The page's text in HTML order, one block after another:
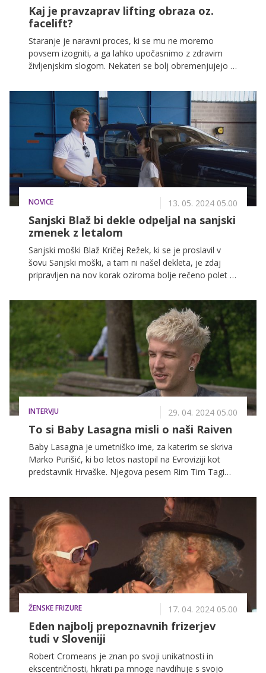
Kaj je pravzaprav lifting obraza oz.
facelift?
Staranje je naravni proces, ki se mu ne moremo
povsem izogniti, a ga lahko upočasnimo z zdravim
življenjskim slogom. Nekateri se bolj obremenjujejo s
zagotovo vpliva na to, kako se vidimo v ogledalu. In
prav zato se je dobro najprej vprašati, ali res
potrebujemo estetske popravke za to, da bi se dobro
počutili v svoji koži? V kolikor je odgovor da, imamo
danes na voljo malo morje možnosti, med drugim
tudi estetske posege, kot je facelift.
NOVICE 13. 05. 2024 05.00
Sanjski Blaž bi dekle odpeljal na sanjski
zmenek z letalom
Sanjski moški Blaž Kričej Režek, ki se je proslavil v
šovu Sanjski moški, a tam ni našel dekleta, je zdaj
pripravljen na nov korak oziroma bolje rečeno polet v
tudi letalo, zato že pridno nabira kilometre v zraku.
"Slovenija je, ko jo poznaš s tal kot večina ljudi, že
tako lepa dežela. Imamo morje, imamo gore, dokaj
majhna je, ampak ko jo enkrat vidiš iz zraka, se pa
zaljubiš," pravi Blaž, ki je svojo idejo za zmenek
zaupal novinarki Anastasiji Jović. "Če bi sedaj midva
poletela, bi šla v Budimpešto na kosilo, potem
mogoče še v Gradec na dunajca, ker sem jaz vedno
lačen, do večera pa bi bila nazaj na Krku."
INTERVJU 29. 04. 2024 05.00
To si Baby Lasagna misli o naši Raiven
Baby Lasagna je umetniško ime, za katerim se skriva
Marko Purišić, ki bo letos nastopil na Evroviziji kot
predstavnik Hrvaške. Njegova pesem Rim Tim Tagi
letošnjo zmago. In kaj pravi o naši predstavnici
Raiven?
ŽENSKE FRIZURE 17. 04. 2024 05.00
Eden najbolj prepoznavnih frizerjev
tudi v Sloveniji
Robert Cromeans je znan po svoji unikatnosti in
ekscentričnosti, hkrati pa mnoge navdihuje s svojo